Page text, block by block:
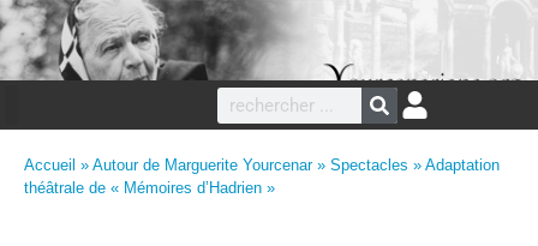
Accueil » Autour de Marguerite Yourcenar» Spectacles » Adaptation
théâtrale de « Mémoires d’Hadrien »